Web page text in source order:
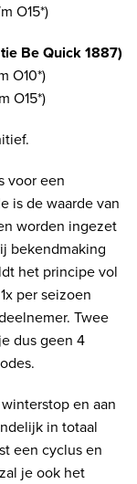
O15*)
Be Quick 1887)
O10*)
O15*)
voor een
is de waarde van
worden ingezet
bekendmaking
het principe vol
per seizoen
Twee
dus geen 4
en aan
in totaal
een cyclus en
je ook het